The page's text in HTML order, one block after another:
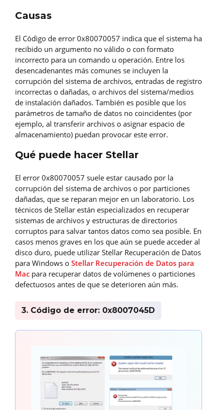
Causas
El Código de error 0x80070057 indica que el sistema ha
recibido un argumento no válido o con formato
incorrecto para un comando u operación. Entre los
desencadenantes más comunes se incluyen la
corrupción del sistema de archivos, entradas de registro
incorrectas o dañadas, o archivos del sistema/medios
de instalación dañados. También es posible que los
parámetros de tamaño de datos no coincidentes (por
ejemplo, al transferir archivos o asignar espacio de
almacenamiento) puedan provocar este error.
Qué puede hacer Stellar
El error 0x80070057 suele estar causado por la
corrupción del sistema de archivos o por particiones
dañadas, que se reparan mejor en un laboratorio. Los
técnicos de Stellar están especializados en recuperar
sistemas de archivos y estructuras de directorios
corruptos para salvar tantos datos como sea posible. En
casos menos graves en los que aún se puede acceder al
disco duro, puede utilizar Stellar Recuperación de Datos
para Windows o Stellar Recuperación de Datos para
Mac para recuperar datos de volúmenes o particiones
defectuosos antes de que se deterioren aún más.
3. Código de error: 0x8007045D